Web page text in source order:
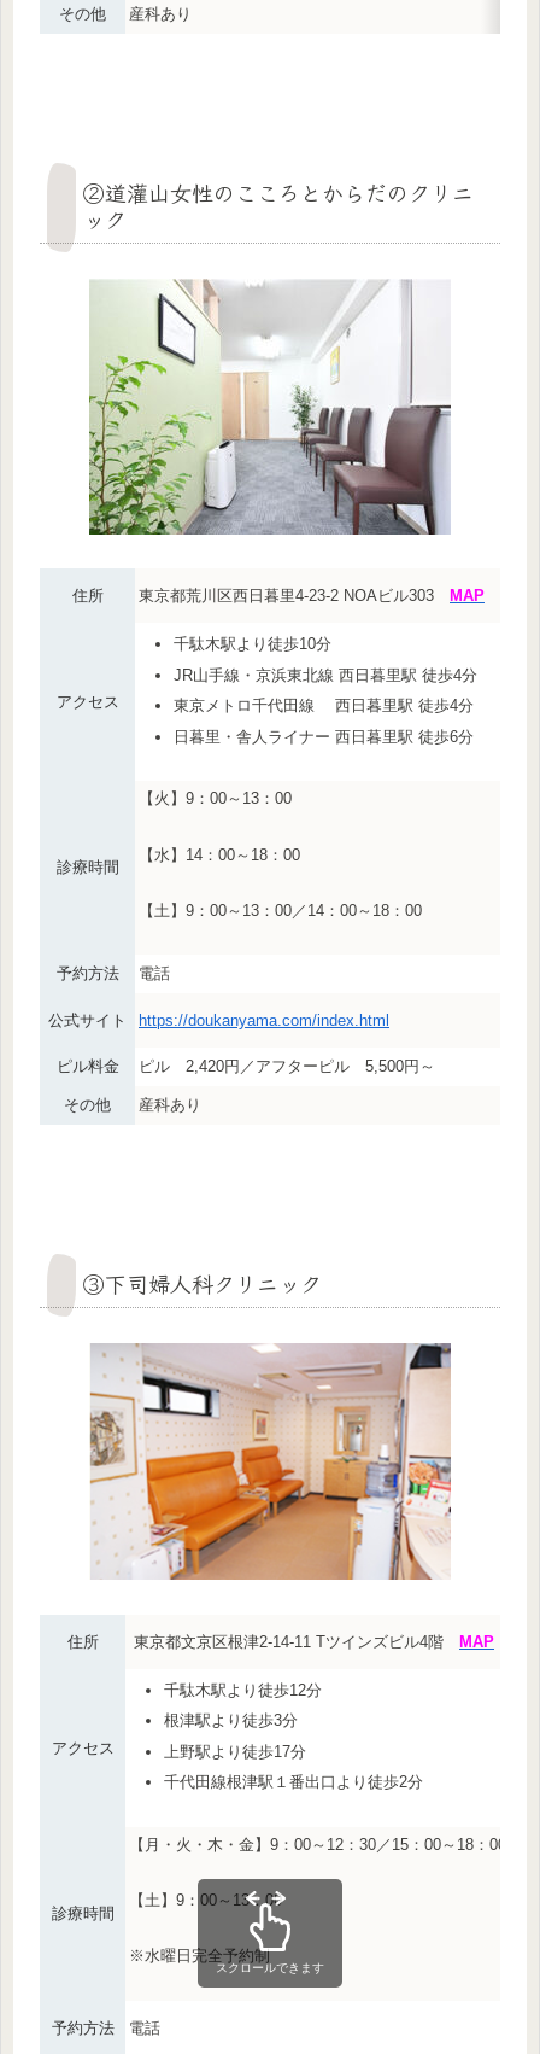
その他 産科あり
②道灌山女性のこころとからだのクリニ
ック
住所 東京都荒川区西日暮里4-23-2 NOAビル303 MAP
アクセス
千駄木駅より徒歩10分
JR山手線・京浜東北線 西日暮里駅 徒歩4分
東京メトロ千代田線 西日暮里駅 徒歩4分
日暮里・舎人ライナー 西日暮里駅 徒歩6分
診療時間
【火】9：00～13：00
【水】14：00～18：00
【土】9：00～13：00／14：00～18：00
予約方法 電話
公式サイト https://doukanyama.com/index.html
ピル料金 ピル 2,420円／アフターピル 5,500円～
その他 産科あり
③下司婦人科クリニック
住所 東京都文京区根津2-14-11 Tツインズビル4階 MAP
アクセス
千駄木駅より徒歩12分
根津駅より徒歩3分
上野駅より徒歩17分
千代田線根津駅１番出口より徒歩2分
診療時間
【月・火・木・金】9：00～12：30／15：00～18：00
【土】9：00～13：00
※水曜日完全予約制
予約方法 電話
スクロールできます